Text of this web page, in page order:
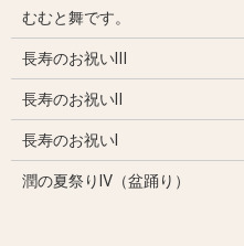
むむと舞です。
長寿のお祝いⅢ
長寿のお祝いⅡ
長寿のお祝いⅠ
潤の夏祭りⅣ（盆踊り）